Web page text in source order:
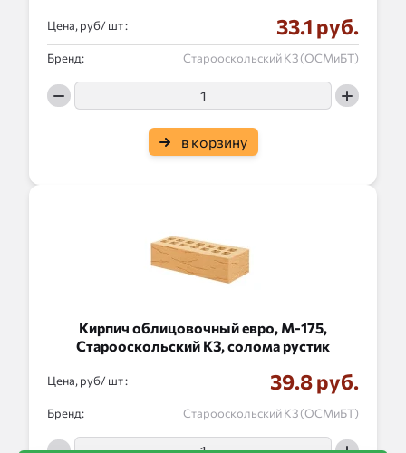
Цена, руб/ : 33.1 руб.
Бренд: Старооскольский КЗ (ОСМиБТ)
в корзину
Кирпич облицовочный евро, М-175,
Старооскольский КЗ, солома рустик
Цена, руб/ : 39.8 руб.
Бренд: Старооскольский КЗ (ОСМиБТ)